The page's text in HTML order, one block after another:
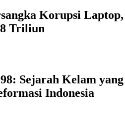
Korupsi Laptop,
Triliun
Sejarah Kelam yang
Indonesia